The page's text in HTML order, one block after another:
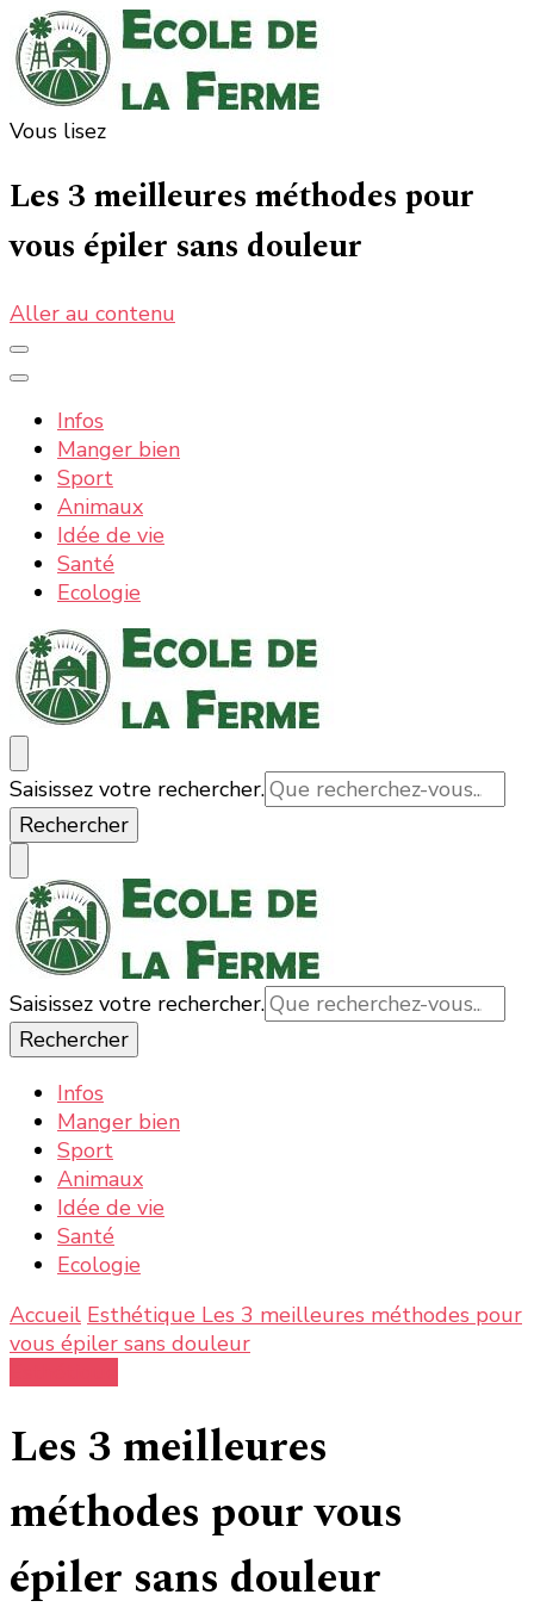
actualités
et bio
Vous lisez
Les 3 meilleures méthodes pour
vous épiler sans douleur
Aller au contenu
Infos
Manger bien
Sport
Animaux
Idée de vie
Santé
Ecologie
Ecole de la ferme : la nature, les informations et
actualités
La nature, la ferme, la campagne, tout ce qui est bon
et bio
Vous
recherchiez
quelque
chose ?
Saisissez votre rechercher.
Ecole de la ferme : la nature, les informations et actualités
La nature, la ferme, la campagne, tout ce qui est bon
et bio
Vous
recherchiez
quelque
chose ?
Saisissez votre rechercher.
Infos
Manger bien
Sport
Animaux
Idée de vie
Santé
Ecologie
Accueil Esthétique Les 3 meilleures méthodes pour
vous épiler sans douleur
Les 3 meilleures
méthodes pour vous
épiler sans douleur